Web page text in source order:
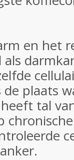
en het
plaats
tal